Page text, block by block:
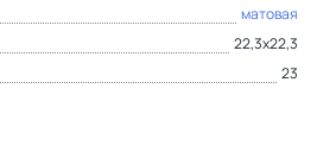
матовая
22,3x22,3
23